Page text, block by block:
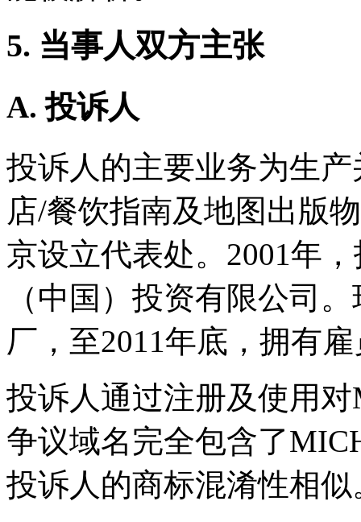
5. 当事人双方主张
A. 投诉人
投诉人的主要业务为生
店/餐饮指南及地图出版
京设立代表处。2001年
（中国）投资有限公司
厂，至2011年底，拥有
投诉人通过注册及使用
争议域名完全包含了
投诉人的商标混淆性相似